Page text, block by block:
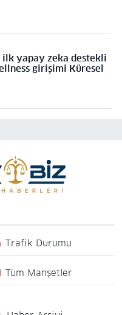
ilk yapay zeka destekli
girişimi Küresel
Trafik Durumu
Tüm Manşetler